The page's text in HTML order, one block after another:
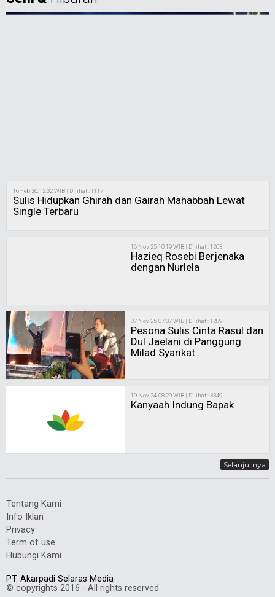
16 Feb 26, 12:32 WIB | Dilihat : 1117
Sulis Hidupkan Ghirah dan Gairah Mahabbah Lewat
Single Terbaru